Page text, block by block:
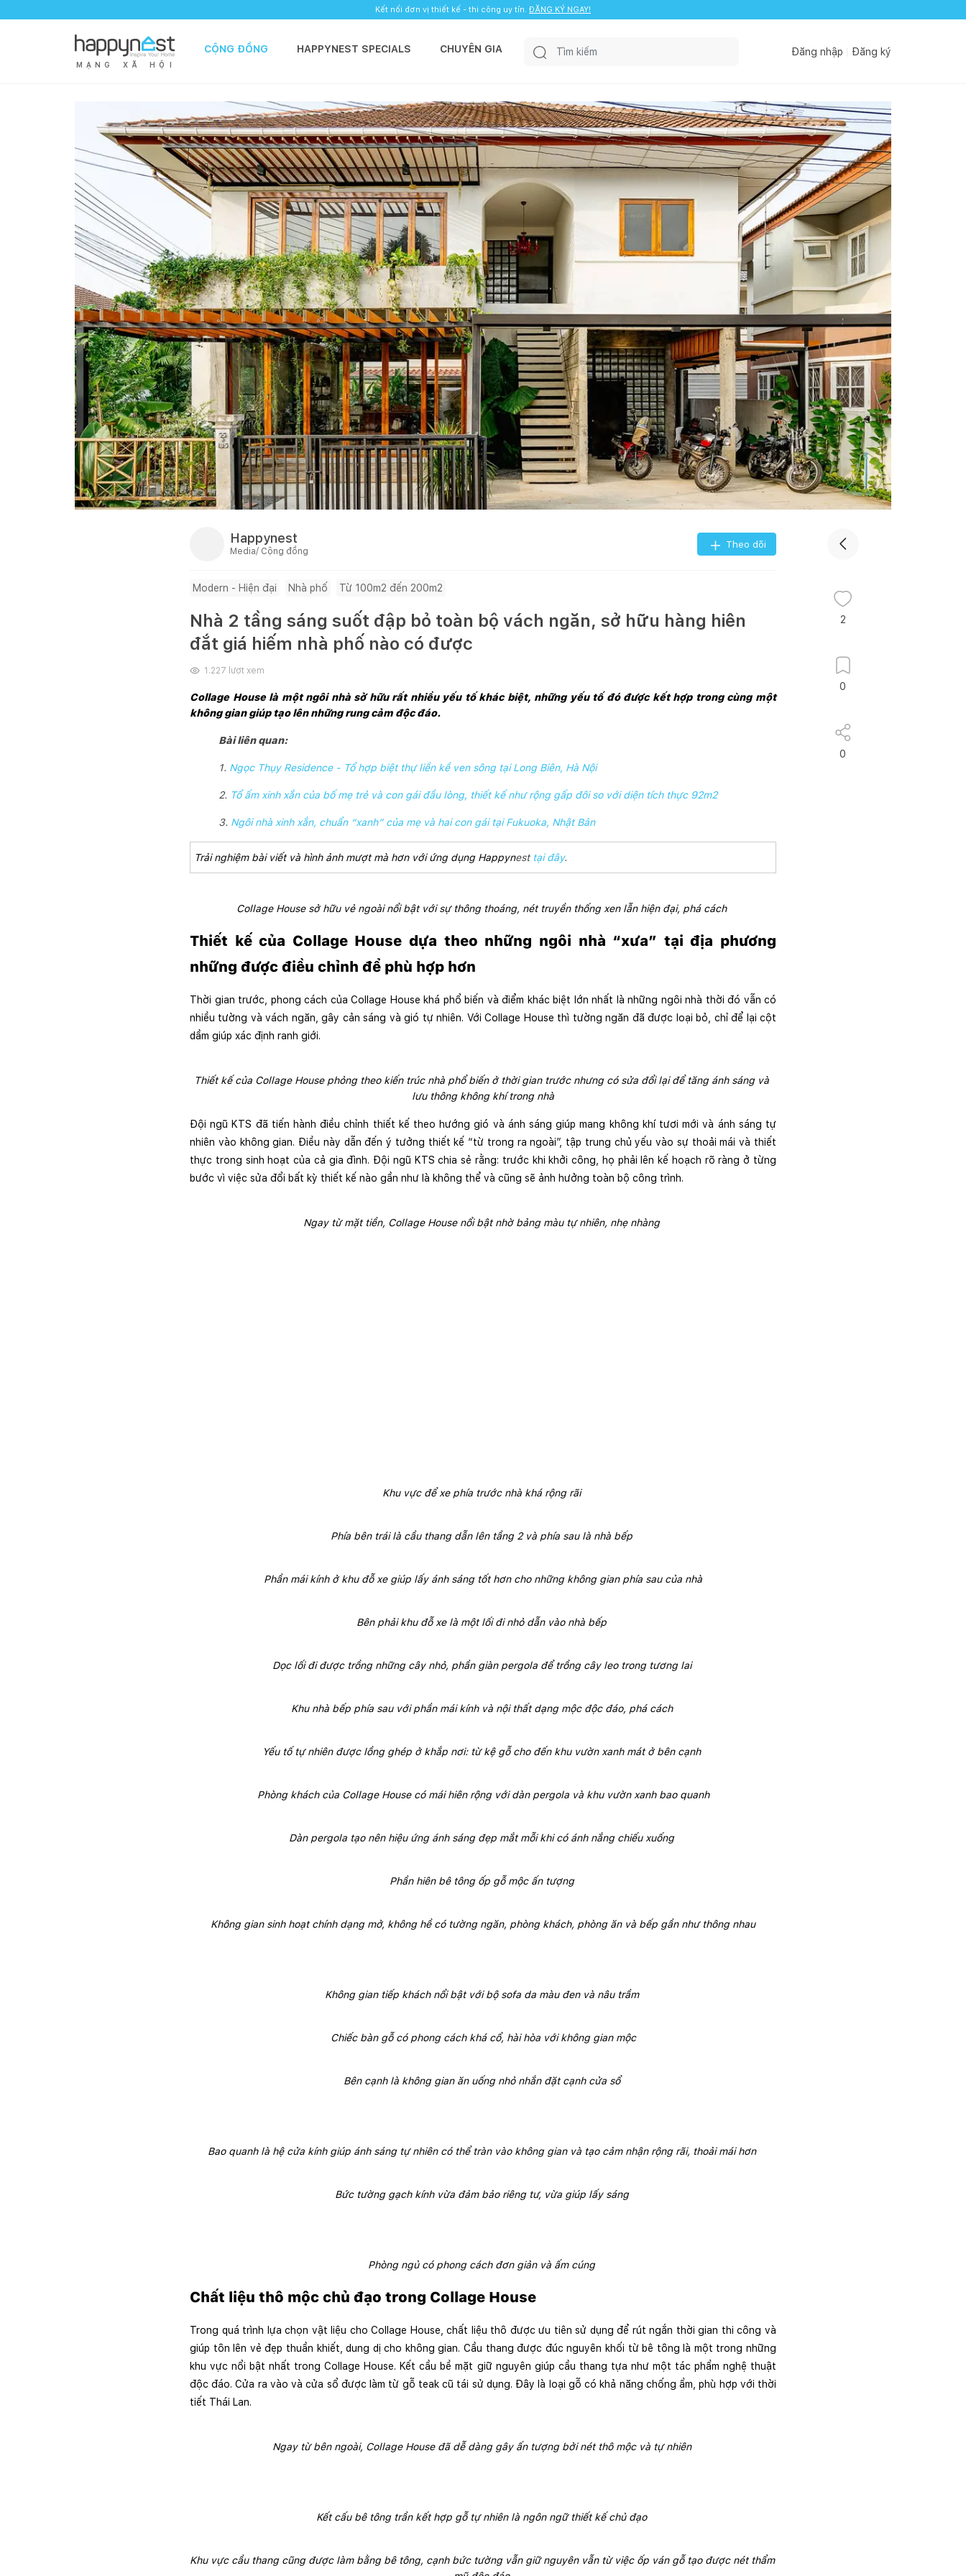
Kết nối đơn vị thiết kế - thi công uy tín. ĐĂNG KÝ NGAY!
M Ạ N G X Ã H Ộ I
CỘNG ĐỒNG HAPPYNEST SPECIALS CHUYÊN GIA Đăng nhập Đăng ký
Happynest
Media/ Cộng đồng
Theo dõi
Modern - Hiện đại Nhà phố Từ 100m2 đến 200m2
Nhà 2 tầng sáng suốt đập bỏ toàn bộ vách ngăn, sở hữu hàng hiên
đắt giá hiếm nhà phố nào có được
1.227 lượt xem
Collage House là một ngôi nhà sở hữu rất nhiều yếu tố khác biệt, những yếu tố đó được kết hợp trong cùng một
không gian giúp tạo lên những rung cảm độc đáo.
Bài liên quan:
1. Ngọc Thụy Residence - Tổ hợp biệt thự liền kề ven sông tại Long Biên, Hà Nội
2. Tổ ấm xinh xắn của bố mẹ trẻ và con gái đầu lòng, thiết kế như rộng gấp đôi so với diện tích thực 92m2
3. Ngôi nhà xinh xắn, chuẩn “xanh” của mẹ và hai con gái tại Fukuoka, Nhật Bản
Trải nghiệm bài viết và hình ảnh mượt mà hơn với ứng dụng Happynest tại đây.
Collage House sở hữu vẻ ngoài nổi bật với sự thông thoáng, nét truyền thống xen lẫn hiện đại, phá cách
Thiết kế của Collage House dựa theo những ngôi nhà “xưa” tại địa phương
những được điều chỉnh để phù hợp hơn
Thời gian trước, phong cách của Collage House khá phổ biến và điểm khác biệt lớn nhất là những ngôi nhà thời đó vẫn có
nhiều tường và vách ngăn, gây cản sáng và gió tự nhiên. Với Collage House thì tường ngăn đã được loại bỏ, chỉ để lại cột
dầm giúp xác định ranh giới.
Thiết kế của Collage House phỏng theo kiến trúc nhà phổ biến ở thời gian trước nhưng có sửa đổi lại để tăng ánh sáng và
lưu thông không khí trong nhà
Đội ngũ KTS đã tiến hành điều chỉnh thiết kế theo hướng gió và ánh sáng giúp mang không khí tươi mới và ánh sáng tự
nhiên vào không gian. Điều này dẫn đến ý tưởng thiết kế “từ trong ra ngoài”, tập trung chủ yếu vào sự thoải mái và thiết
thực trong sinh hoạt của cả gia đình. Đội ngũ KTS chia sẻ rằng: trước khi khởi công, họ phải lên kế hoạch rõ ràng ở từng
bước vì việc sửa đổi bất kỳ thiết kế nào gần như là không thể và cũng sẽ ảnh hưởng toàn bộ công trình.
Ngay từ mặt tiền, Collage House nổi bật nhờ bảng màu tự nhiên, nhẹ nhàng
Khu vực để xe phía trước nhà khá rộng rãi
Phía bên trái là cầu thang dẫn lên tầng 2 và phía sau là nhà bếp
Phần mái kính ở khu đỗ xe giúp lấy ánh sáng tốt hơn cho những không gian phía sau của nhà
Bên phải khu đỗ xe là một lối đi nhỏ dẫn vào nhà bếp
Dọc lối đi được trồng những cây nhỏ, phần giàn pergola để trồng cây leo trong tương lai
Khu nhà bếp phía sau với phần mái kính và nội thất dạng mộc độc đáo, phá cách
Yếu tố tự nhiên được lồng ghép ở khắp nơi: từ kệ gỗ cho đến khu vườn xanh mát ở bên cạnh
Phòng khách của Collage House có mái hiên rộng với dàn pergola và khu vườn xanh bao quanh
Dàn pergola tạo nên hiệu ứng ánh sáng đẹp mắt mỗi khi có ánh nắng chiếu xuống
Phần hiên bê tông ốp gỗ mộc ấn tượng
Không gian sinh hoạt chính dạng mở, không hề có tường ngăn, phòng khách, phòng ăn và bếp gần như thông nhau
Không gian tiếp khách nổi bật với bộ sofa da màu đen và nâu trầm
Chiếc bàn gỗ có phong cách khá cổ, hài hòa với không gian mộc
Bên cạnh là không gian ăn uống nhỏ nhắn đặt cạnh cửa sổ
Bao quanh là hệ cửa kính giúp ánh sáng tự nhiên có thể tràn vào không gian và tạo cảm nhận rộng rãi, thoải mái hơn
Bức tường gạch kính vừa đảm bảo riêng tư, vừa giúp lấy sáng
Phòng ngủ có phong cách đơn giản và ấm cúng
Chất liệu thô mộc chủ đạo trong Collage House
Trong quá trình lựa chọn vật liệu cho Collage House, chất liệu thô được ưu tiên sử dụng để rút ngắn thời gian thi công và
giúp tôn lên vẻ đẹp thuần khiết, dung dị cho không gian. Cầu thang được đúc nguyên khối từ bê tông là một trong những
khu vực nổi bật nhất trong Collage House. Kết cầu bề mặt giữ nguyên giúp cầu thang tựa như một tác phẩm nghệ thuật
độc đáo. Cửa ra vào và cửa sổ được làm từ gỗ teak cũ tái sử dụng. Đây là loại gỗ có khả năng chống ẩm, phù hợp với thời
tiết Thái Lan.
Ngay từ bên ngoài, Collage House đã dễ dàng gây ấn tượng bởi nét thô mộc và tự nhiên
Kết cấu bê tông trần kết hợp gỗ tự nhiên là ngôn ngữ thiết kế chủ đạo
Khu vực cầu thang cũng được làm bằng bê tông, cạnh bức tường vẫn giữ nguyên vẫn từ việc ốp ván gỗ tạo được nét thẩm
2
0
0